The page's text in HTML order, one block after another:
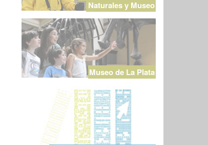
Naturales y Museo
Museo de La Plata